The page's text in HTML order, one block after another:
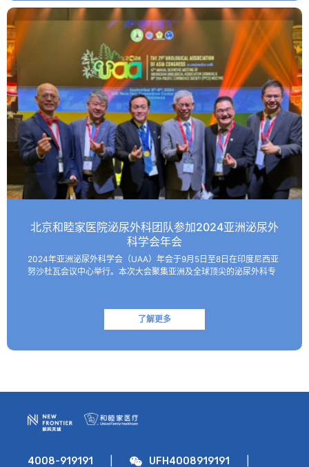
北京和睦家医院泌尿外科团队参加2024亚洲泌尿外
科学会年会
2024年亚洲泌尿外科学会（UAA）年会于9月5日至8日在印度尼西亚
努沙杜瓦会议中心举行。本次大会聚集亚洲及全球顶尖的泌尿外科专
了解更多
4008-919191 UFH4008919191